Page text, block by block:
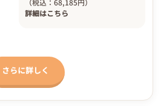
（税込：68,185円）
詳細はこちら
さらに詳しく